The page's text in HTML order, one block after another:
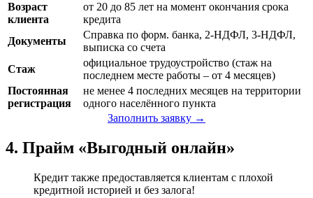
Возраст
клиента
от 20 до 85 лет на момент окончания срока
кредита
Документы
Справка по форм. банка, 2-НДФЛ, 3-НДФЛ,
выписка со счета
Стаж
официальное трудоустройство (стаж на
последнем месте работы – от 4 месяцев)
Постоянная
регистрация
не менее 4 последних месяцев на территории
одного населённого пункта
Заполнить заявку →
4. Прайм «Выгодный онлайн»
Кредит также предоставляется клиентам с плохой
кредитной историей и без залога!